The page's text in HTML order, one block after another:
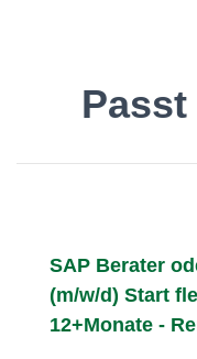
Finde
search
SAP Berater
(m/w/d) Start
12+Monate -